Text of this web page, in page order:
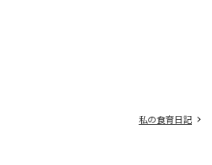
私の食育日記